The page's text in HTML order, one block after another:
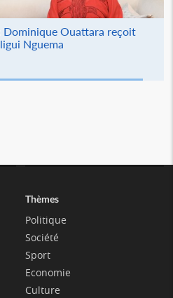
Dominique Ouattara reçoit
Nguema
Thèmes
Politique
Société
Sport
Economie
Culture